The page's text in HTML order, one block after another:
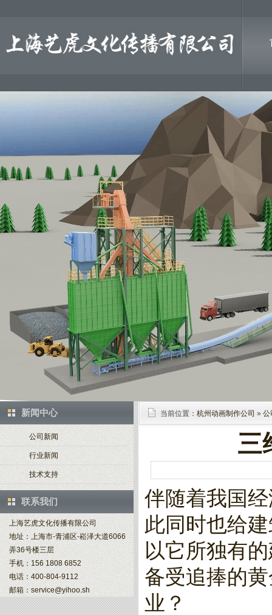
新闻中心
公司新闻
行业新闻
技术支持
联系我们
上海艺虎文化传播有限公司
地址：上海市-青浦区-崧泽大道6066
弄36号楼三层
手机：156 1808 6852
电话：400-804-9112
邮箱：service@yihoo.sh
当前位置： 杭州动画制作公司 » 公
三
伴随着我国
此同时也给
以它所独有
备受追捧的
业？